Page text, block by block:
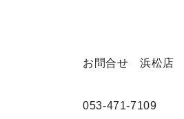
お問合せ 浜松店
053-471-7109